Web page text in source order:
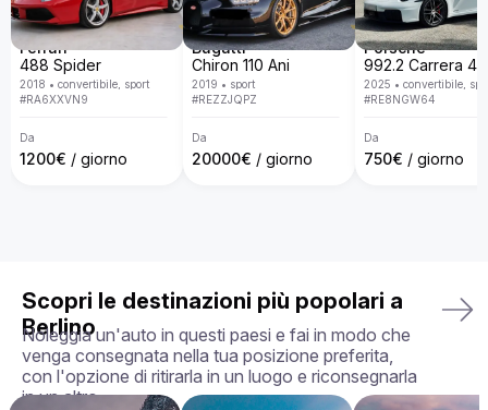
Da Billion Rent, siamo specializzati nel noleggio di auto di
lusso con una flotta disponibile in tutta Europa. Con un
servizio personalizzato, consegna porta a porta, politiche
trasparenti e la garanzia di ricevere l'auto esattamente come
la hai scelta, in perfette condizioni, rendiamo la tua
esperienza di noleggio semplice, piacevole e su misura per
La tua auto perfetta ti aspetta — prenota oggi la tua Aston
Ferrari
488 Spider
2018 • convertibile, sport
#RA6XXVN9
Da
1200€ / giorno
Bugatti
Chiron 110 Ani
2019 • sport
#REZZJQPZ
Da
20000€ / giorno
Porsche
2025 • convertibile,
#RE8NGW64
Da
750€ / giorno
Scopri le destinazioni più popolari a
Berlino
Noleggia un'auto in questi paesi e fai in modo che
venga consegnata nella tua posizione preferita,
con l'opzione di ritirarla in un luogo e riconsegnarla
in un altro.